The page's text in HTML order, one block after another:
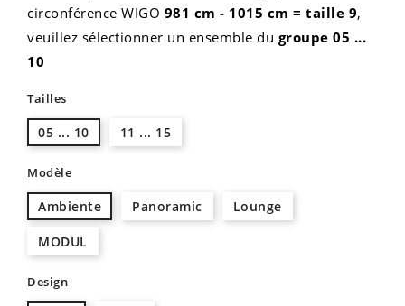
circonférence WIGO 981 cm - 1015 cm = taille 9,
veuillez sélectionner un ensemble du groupe 05 ...
10
Tailles
05 ... 10 11 ... 15
Modèle
Ambiente Panoramic Lounge
MODUL
Design